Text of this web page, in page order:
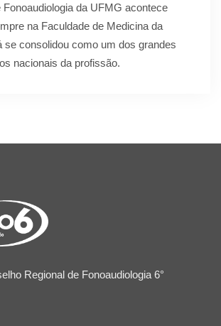
da UFMG acontece
na Faculdade de Medicina da
se consolidou como um dos grandes
nacionais da profissão.
Regional de Fonoaudiologia 6°